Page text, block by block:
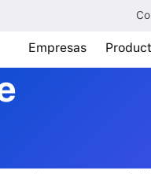
Empresas